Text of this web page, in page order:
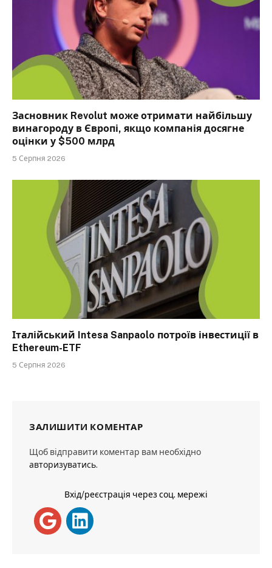
Засновник Revolut може отримати найбільшу
винагороду в Європі, якщо компанія досягне
оцінки у $500 млрд
5 Серпня 2026
Італійський Intesa Sanpaolo потроїв інвестиції в
Ethereum-ETF
5 Серпня 2026
ЗАЛИШИТИ КОМЕНТАР
Щоб відправити коментар вам необхідно
авторизуватись.
Вхід/реєстрація через соц. мережі